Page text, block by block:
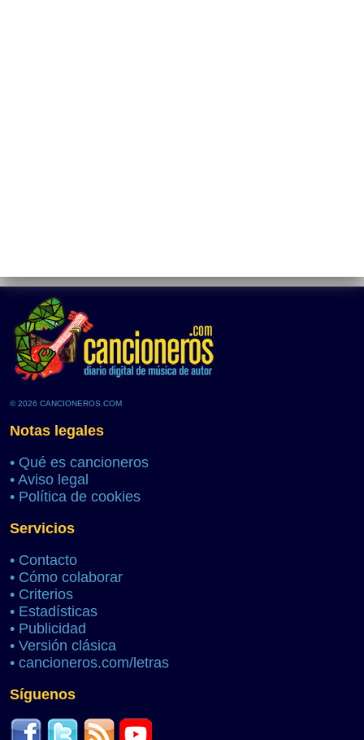
© 2026 CANCIONEROS.COM
Notas legales
• Qué es cancioneros
• Aviso legal
• Política de cookies
Servicios
• Contacto
• Cómo colaborar
• Criterios
• Estadísticas
• Publicidad
• Versión clásica
• cancioneros.com/letras
Síguenos